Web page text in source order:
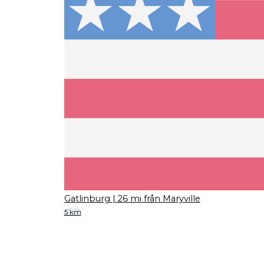
Gatlinburg | 26 mi från Maryville
5 km